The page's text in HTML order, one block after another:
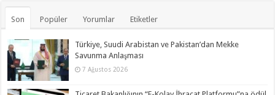
Son Popüler Yorumlar Etiketler
Türkiye, Suudi Arabistan ve Pakistan’dan Mekke
Savunma Anlaşması
7 Ağustos 2026